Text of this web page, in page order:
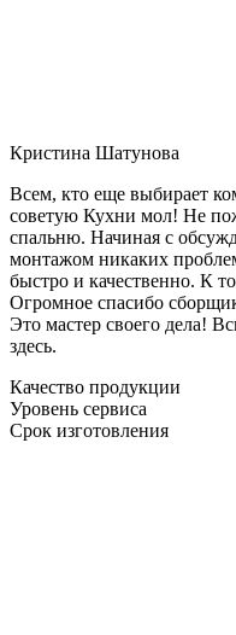
Кристина Шатунова
Всем, кто еще выбирает
советую Кухни мол! Не
спальню. Начиная с
монтажом никаких
быстро и качественно. К
Огромное спасибо
Это мастер своего дела!
здесь.
Качество продукции
Уровень сервиса
Срок изготовления